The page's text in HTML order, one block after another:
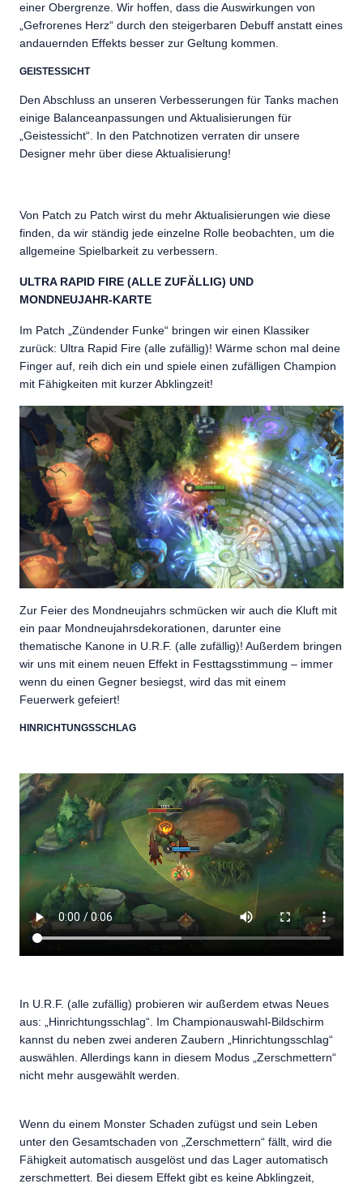
einer Obergrenze. Wir hoffen, dass die Auswirkungen von
„Gefrorenes Herz“ durch den steigerbaren Debuff anstatt eines
andauernden Effekts besser zur Geltung kommen.
GEISTESSICHT
Den Abschluss an unseren Verbesserungen für Tanks machen
einige Balanceanpassungen und Aktualisierungen für
„Geistessicht“. In den Patchnotizen verraten dir unsere
Designer mehr über diese Aktualisierung!
Von Patch zu Patch wirst du mehr Aktualisierungen wie diese
finden, da wir ständig jede einzelne Rolle beobachten, um die
allgemeine Spielbarkeit zu verbessern.
ULTRA RAPID FIRE (ALLE ZUFÄLLIG) UND
MONDNEUJAHR-KARTE
Im Patch „Zündender Funke“ bringen wir einen Klassiker
zurück: Ultra Rapid Fire (alle zufällig)! Wärme schon mal deine
Finger auf, reih dich ein und spiele einen zufälligen Champion
mit Fähigkeiten mit kurzer Abklingzeit!
Zur Feier des Mondneujahrs schmücken wir auch die Kluft mit
ein paar Mondneujahrsdekorationen, darunter eine
thematische Kanone in U.R.F. (alle zufällig)! Außerdem bringen
wir uns mit einem neuen Effekt in Festtagsstimmung – immer
wenn du einen Gegner besiegst, wird das mit einem
Feuerwerk gefeiert!
HINRICHTUNGSSCHLAG
In U.R.F. (alle zufällig) probieren wir außerdem etwas Neues
aus: „Hinrichtungsschlag“. Im Championauswahl-Bildschirm
kannst du neben zwei anderen Zaubern „Hinrichtungsschlag“
auswählen. Allerdings kann in diesem Modus „Zerschmettern“
nicht mehr ausgewählt werden.
Wenn du einem Monster Schaden zufügst und sein Leben
unter den Gesamtschaden von „Zerschmettern“ fällt, wird die
Fähigkeit automatisch ausgelöst und das Lager automatisch
zerschmettert. Bei diesem Effekt gibt es keine Abklingzeit,